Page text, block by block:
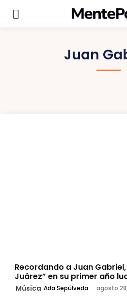
Juan
Recordando a Juan Gabriel,
Juárez” en su primer año
Música Ada Sepúlveda - agosto